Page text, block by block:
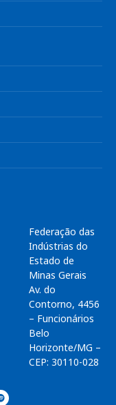
Federação das
Indústrias do
Estado de
Minas Gerais
Av. do
Contorno, 4456
– Funcionários
Belo
Horizonte/MG –
CEP: 30110-028